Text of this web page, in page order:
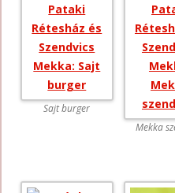
Sajt burger
Mekka